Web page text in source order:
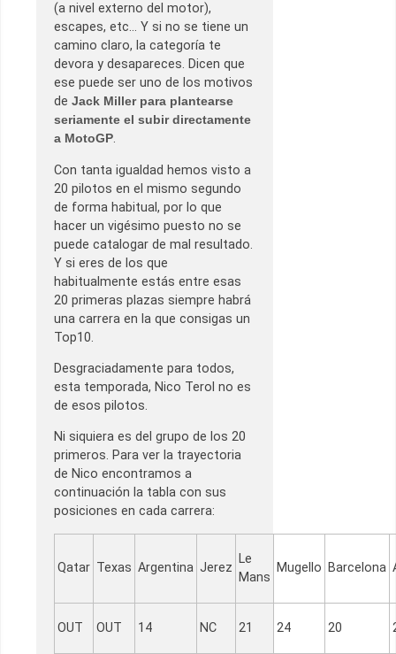
(a nivel externo del motor),
escapes, etc… Y si no se tiene un
camino claro, la categoría te
devora y desapareces. Dicen que
ese puede ser uno de los motivos
de Jack Miller para plantearse
seriamente el subir directamente
a MotoGP.
Con tanta igualdad hemos visto a
20 pilotos en el mismo segundo
de forma habitual, por lo que
hacer un vigésimo puesto no se
puede catalogar de mal resultado.
Y si eres de los que
habitualmente estás entre esas
20 primeras plazas siempre habrá
una carrera en la que consigas un
Top10.
Desgraciadamente para todos,
esta temporada, Nico Terol no es
de esos pilotos.
Ni siquiera es del grupo de los 20
primeros. Para ver la trayectoria
de Nico encontramos a
continuación la tabla con sus
posiciones en cada carrera:
Qatar Texas Argentina Jerez
Le
Mans
Mugello Barcelona
OUT OUT 14 NC 21 24 20